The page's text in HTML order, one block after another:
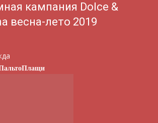
кампания Dolce &
весна-лето 2019
Плащи